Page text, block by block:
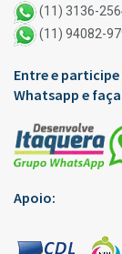
(11) 3136-
(11) 94082-
Entre e
Whatsapp e
Apoio: